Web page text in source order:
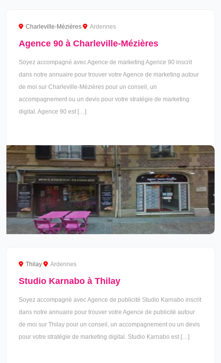
Charleville-Mézières Ardennes
Agence 90 à Charleville-Mézières
Soyez accompagné avec Agence de marketing Agence 90 inscrit
dans notre annuaire pour trouver votre Agence de marketing autour
de moi sur Charleville-Mézières pour un conseil, un
accompagnement ou un devis pour votre stratégie de marketing
digital. Agence 90 est […]
Thilay Ardennes
Studio Karnabo à Thilay
Soyez accompagné avec Agence de publicité Studio Karnabo inscrit
dans notre annuaire pour trouver votre Agence de publicité autour
de moi sur Thilay pour un conseil, un accompagnement ou un devis
pour votre stratégie de marketing digital. Studio Karnabo est […]